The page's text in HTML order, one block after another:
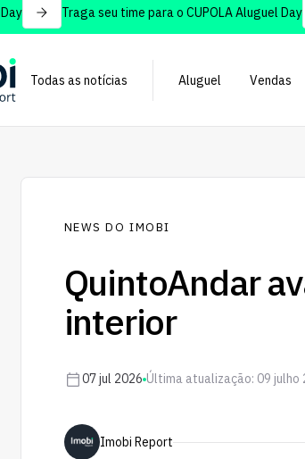
Traga seu time para o CUPOLA Aluguel Day
Todas as notícias Aluguel Vendas
NEWS DO IMOBI
QuintoAndar
interior
07 jul 2026 Última atualização: 09 julho
Imobi Report